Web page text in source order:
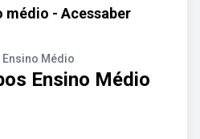
médio - Acessaber
Médio
Ensino Médio